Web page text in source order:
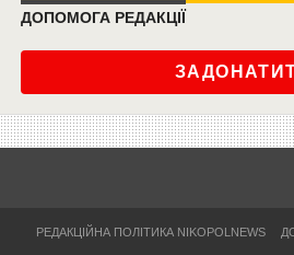
ДОПОМОГА РЕДАКЦІЇ
РЕДАКЦІЙНА ПОЛІТИКА NIKOPOLNEWS